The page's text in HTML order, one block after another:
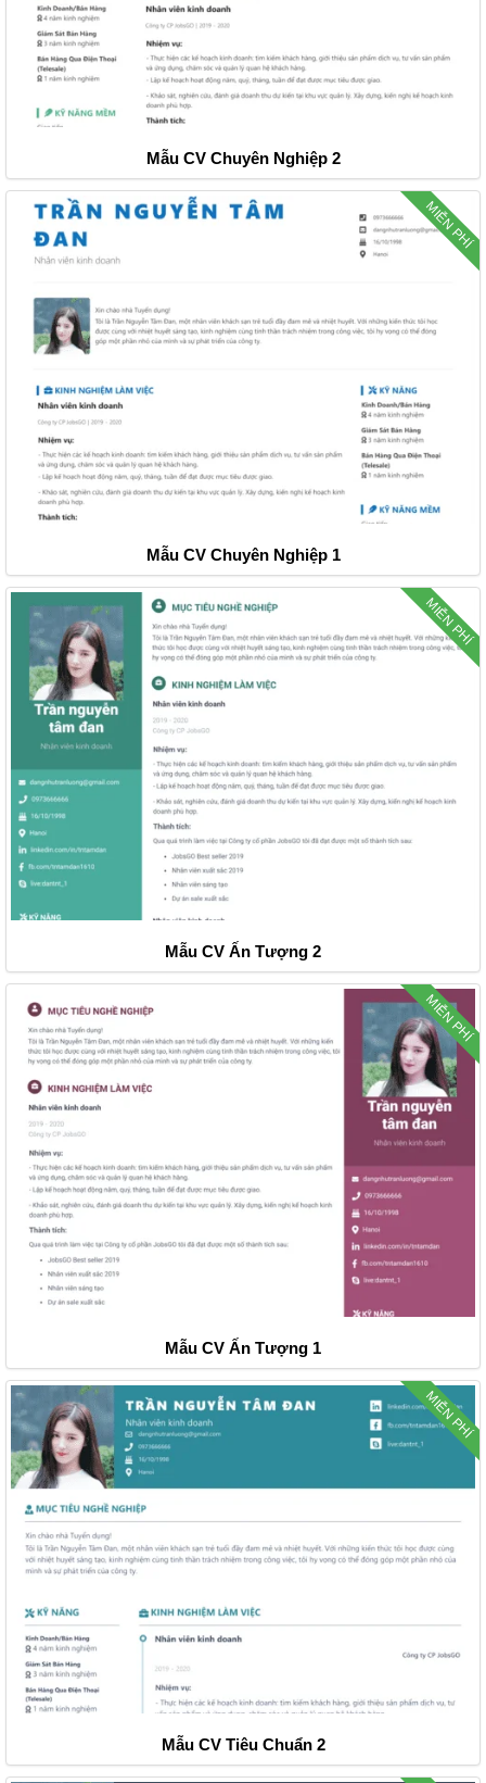
Mẫu CV Chuyên Nghiệp 2
MIỄN PHÍ
Mẫu CV Chuyên Nghiệp 1
MIỄN PHÍ
Mẫu CV Ấn Tượng 2
MIỄN PHÍ
Mẫu CV Ấn Tượng 1
MIỄN PHÍ
Mẫu CV Tiêu Chuẩn 2